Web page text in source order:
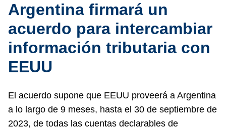
Argentina firmará un
acuerdo para intercambiar
información tributaria con
EEUU
El acuerdo supone que EEUU proveerá a Argentina
a lo largo de 9 meses, hasta el 30 de septiembre de
2023, de todas las cuentas declarables de